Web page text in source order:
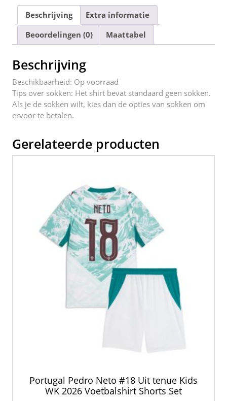
c
e
b
o
o
k
itt
er
ai
l
er
e
st
d
di
t
k
e
dI
e
n
Beschrijving
Extra informatie
Beoordelingen (0)
Maattabel
Beschrijving
Beschikbaarheid: Op voorraad
Tips over sokken: Het shirt bevat standaard geen sokken.
Als je de sokken wilt, kies dan de opties van sokken om
ervoor te betalen.
Gerelateerde producten
Portugal Pedro Neto #18 Uit tenue Kids
WK 2026 Voetbalshirt Shorts Set